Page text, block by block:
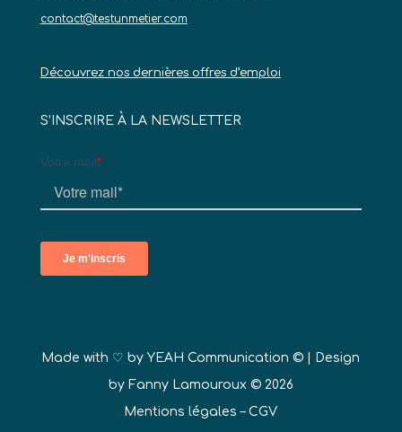
contact@testunmetier.com
Découvrez nos dernières offres d’emploi
S’INSCRIRE À LA NEWSLETTER
Made with ♡ byYEAH Communication © | Design
by Fanny Lamouroux © 2026
Mentions légales –CGV